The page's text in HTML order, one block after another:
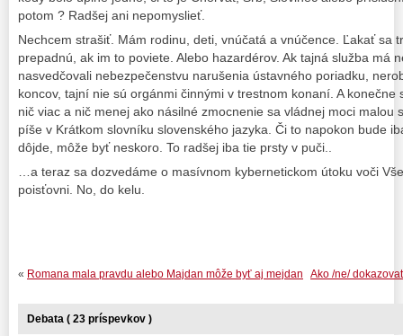
potom ? Radšej ani nepomyslieť.
Nechcem strašiť. Mám rodinu, deti, vnúčatá a vnúčence. Ľakať sa
prepadnú, ak im to poviete. Alebo hazardérov. Ak tajná služba má
nasvedčovali nebezpečenstvu narušenia ústavného poriadku,
koncov, tajní nie sú orgánmi činnými v trestnom konaní. A konečne
nič viac a nič menej ako násilné zmocnenie sa vládnej moci malou
píše v Krátkom slovníku slovenského jazyka. Či to napokon bude
dôjde, môže byť neskoro. To radšej iba tie prsty v puči..
…a teraz sa dozvedáme o masívnom kybernetickom útoku voči
poisťovni. No, do kelu.
Ako /ne/
« Romana mala pravdu alebo Majdan môže byť aj mejdan
Debata ( 23 príspevkov )